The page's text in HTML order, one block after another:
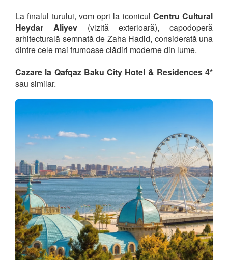
La finalul turului, vom opri la iconicul Centru Cultural
Heydar Aliyev(vizită exterioară), capodoperă
arhitecturală semnată de Zaha Hadid, considerată una
dintre cele mai frumoase clădiri moderne din lume.
Cazare la Qafqaz Baku City Hotel & Residences 4*
sau similar.